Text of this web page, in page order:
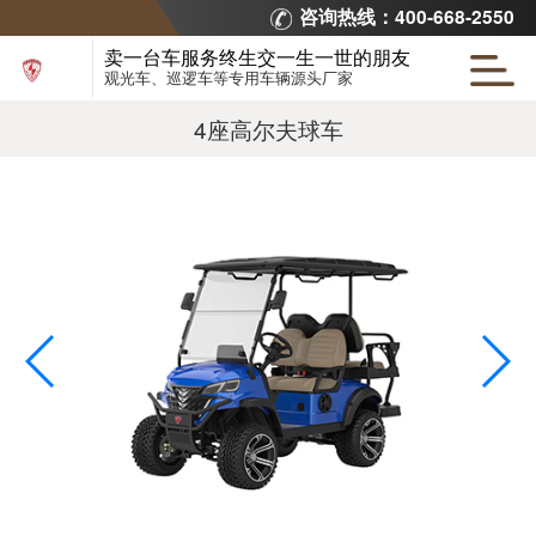
咨询热线：400-668-2550
卖一台车服务终生交一生一世的朋友
观光车、巡逻车等专用车辆源头厂家
4座高尔夫球车